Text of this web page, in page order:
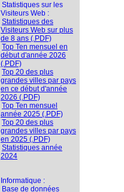
Statistiques sur les
Visiteurs Web :
Statistiques des
Visiteurs Web sur plus
de 8 ans (.PDF)
Top Ten mensuel en
début d'année 2026
(.PDF)
Top 20 des plus
grandes villes par pays
en ce début d'année
2026 (.PDF)
Top Ten mensuel
année 2025 (.PDF)
Top 20 des plus
grandes villes par pays
en 2025 (.PDF)
Statistiques année
2024
Informatique :
Base de données